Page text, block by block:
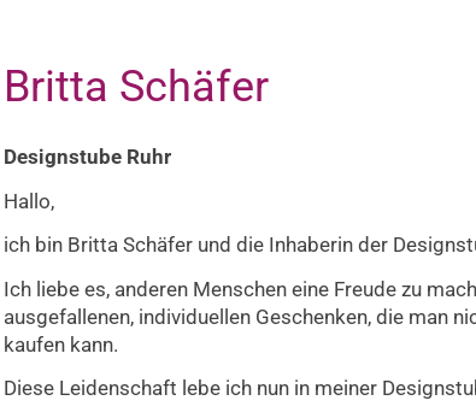
Britta Schäfer
Designstube Ruhr
Hallo,
ich bin Britta Schäfer und die Inhaberin der
Ich liebe es, anderen Menschen eine Freude zu
ausgefallenen, individuellen Geschenken, die man
kaufen kann.
Diese Leidenschaft lebe ich nun in meiner